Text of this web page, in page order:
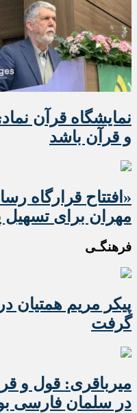
نمایشگاه قرآن
و قرآن باشد
«افتتاح قرارگاه
مهران برای
فرهنگـی
پیکر مریم همتیان
گرفت
میرباقری: قول و
در سلمان فارسی